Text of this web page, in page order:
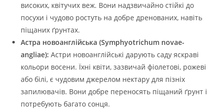
високих, квітучих веж. Вони надзвичайно стійкі до
посухи і чудово ростуть на добре дренованих, навіть
піщаних ґрунтах.
Астра новоанглійська (Symphyotrichum novae-
angliae): Астри новоанглійські дарують саду яскраві
кольори восени. Їхні квіти, зазвичай фіолетові, рожеві
або білі, є чудовим джерелом нектару для пізніх
запилювачів. Вони добре переносять піщаний ґрунт і
потребують багато сонця.